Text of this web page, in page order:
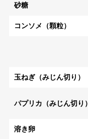
砂糖
コンソメ（顆粒）
玉ねぎ（みじん切り）
パプリカ（みじん切り）
溶き卵